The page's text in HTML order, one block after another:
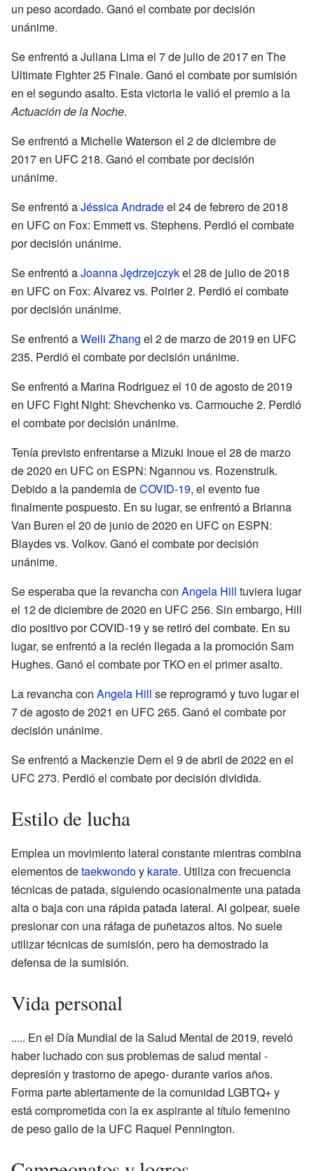
un peso acordado. Ganó el combate por decisión
unánime.
Se enfrentó a Juliana Lima el 7 de julio de 2017 en The
Ultimate Fighter 25 Finale. Ganó el combate por sumisión
en el segundo asalto. Esta victoria le valió el premio a la
Actuación de la Noche.
Se enfrentó a Michelle Waterson el 2 de diciembre de
2017 en UFC 218. Ganó el combate por decisión
unánime.
Se enfrentó aJéssica Andradeel 24 de febrero de 2018
en UFC on Fox: Emmett vs. Stephens. Perdió el combate
por decisión unánime.
Se enfrentó aJoanna Jędrzejczykel 28 de julio de 2018
en UFC on Fox: Alvarez vs. Poirier 2. Perdió el combate
por decisión unánime.
Se enfrentó aWeili Zhang el 2 de marzo de 2019 en UFC
235. Perdió el combate por decisión unánime.
Se enfrentó a Marina Rodriguez el 10 de agosto de 2019
en UFC Fight Night: Shevchenko vs. Carmouche 2. Perdió
el combate por decisión unánime.
Tenía previsto enfrentarse a Mizuki Inoue el 28 de marzo
de 2020 en UFC on ESPN: Ngannou vs. Rozenstruik.
Debido a la pandemia deCOVID-19, el evento fue
finalmente pospuesto. En su lugar, se enfrentó a Brianna
Van Buren el 20 de junio de 2020 en UFC on ESPN:
Blaydes vs. Volkov. Ganó el combate por decisión
unánime.
Se esperaba que la revancha con Angela Hill tuviera lugar
el 12 de diciembre de 2020 en UFC 256. Sin embargo, Hill
dio positivo por COVID-19 y se retiró del combate. En su
lugar, se enfrentó a la recién llegada a la promoción Sam
Hughes. Ganó el combate por TKO en el primer asalto.
La revancha con Angela Hill se reprogramó y tuvo lugar el
7 de agosto de 2021 en UFC 265. Ganó el combate por
decisión unánime.
Se enfrentó a Mackenzie Dern el 9 de abril de 2022 en el
UFC 273. Perdió el combate por decisión dividida.
Estilo de lucha
Emplea un movimiento lateral constante mientras combina
elementos detaekwondoy karate. Utiliza con frecuencia
técnicas de patada, siguiendo ocasionalmente una patada
alta o baja con una rápida patada lateral. Al golpear, suele
presionar con una ráfaga de puñetazos altos. No suele
utilizar técnicas de sumisión, pero ha demostrado la
defensa de la sumisión.
Vida personal
..... En el Día Mundial de la Salud Mental de 2019, reveló
haber luchado con sus problemas de salud mental -
depresión y trastorno de apego- durante varios años.
Forma parte abiertamente de la comunidad LGBTQ+ y
está comprometida con la ex aspirante al título femenino
de peso gallo de la UFC Raquel Pennington.